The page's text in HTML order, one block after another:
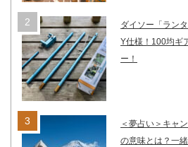
ダイソー「ラン
Y仕様！100均ギ
ー！
＜夢占い＞キャ
の意味とは？一